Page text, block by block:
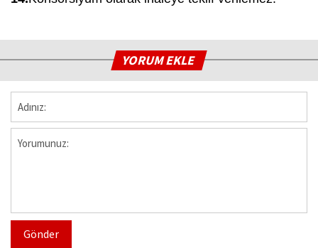
YORUM EKLE
Gönder